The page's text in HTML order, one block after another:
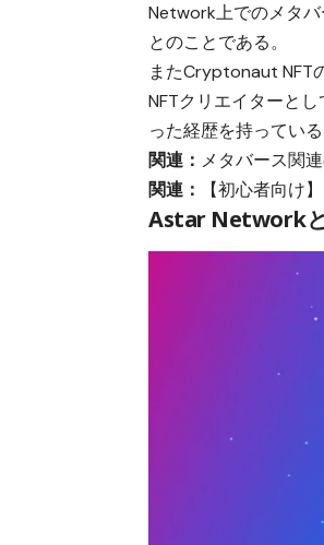
Network上でのメタ
とのことである。
またCryptonaut NFT
NFTクリエイターと
った経歴を持っている
関連： メタバース関
関連：
【初心者向け
Astar Network